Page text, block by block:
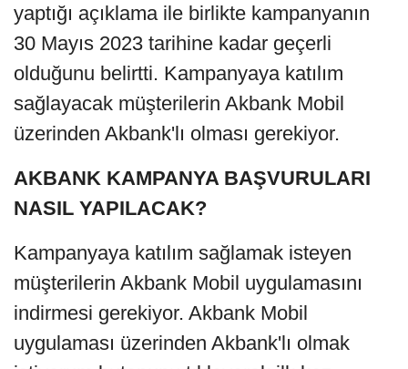
yaptığı açıklama ile birlikte kampanyanın
30 Mayıs 2023 tarihine kadar geçerli
olduğunu belirtti. Kampanyaya katılım
sağlayacak müşterilerin Akbank Mobil
üzerinden Akbank'lı olması gerekiyor.
AKBANK KAMPANYA BAŞVURULARI
NASIL YAPILACAK?
Kampanyaya katılım sağlamak isteyen
müşterilerin Akbank Mobil uygulamasını
indirmesi gerekiyor. Akbank Mobil
uygulaması üzerinden Akbank'lı olmak